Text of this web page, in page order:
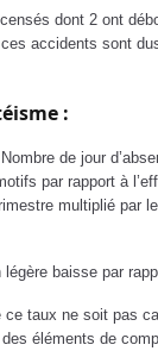
dont 2 ont
ces accidents sont
:
de jour
par rapport à
multiplié par
baisse par
ce taux ne soit pas
éléments de